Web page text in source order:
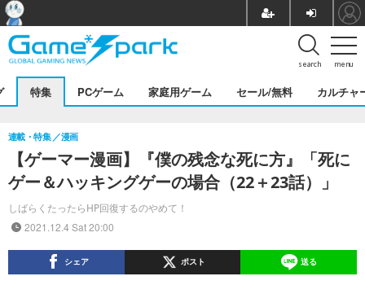
menu
search
特集 PCゲーム 家庭用ゲーム セール/無料 カルチャ
【ゲーマー漫画】『僕の残念な死に方』「死に
ゲー＆ハッキングゲーの場合（22＋23話）」
しばらくたったらHP回復するのやめて！
連載・特集 漫画
2021.12.4 Sat 20:00
シェア ポスト 送る